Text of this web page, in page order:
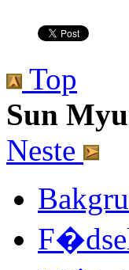
Top
Sun
Neste